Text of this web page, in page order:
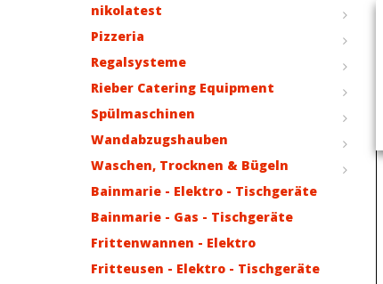
nikolatest
Pizzeria
Regalsysteme
Rieber Catering Equipment
Spülmaschinen
Wandabzugshauben
Waschen, Trocknen & Bügeln
Bainmarie - Elektro - Tischgeräte
Bainmarie - Gas - Tischgeräte
Frittenwannen - Elektro
Fritteusen - Elektro - Tischgeräte